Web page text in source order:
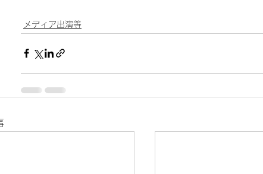
メディア出演等